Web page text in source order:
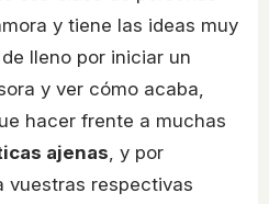
y tiene las ideas muy
lleno por iniciar un
y ver cómo acaba,
hacer frente a muchas
ajenas, y por
vuestras respectivas